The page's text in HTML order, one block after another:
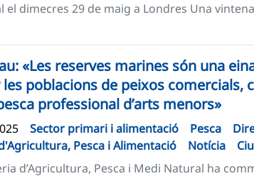
el dimecres 29 de maig a Londres Una
«Les reserves marines són una
poblacions de peixos comercials,
professional d’arts menors»
Sector primari i alimentació Pesca
Pesca i Alimentació
Notícia
d’Agricultura, Pesca i Medi Natural ha